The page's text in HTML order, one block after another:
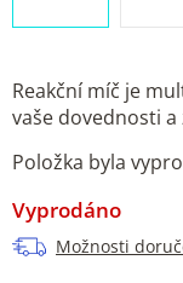
Reakční míč je
vaše dovednosti
Položka byla
Vyprodáno
Možnosti